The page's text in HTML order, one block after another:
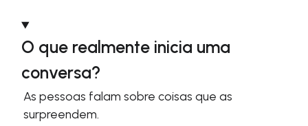
O que realmente inicia uma
conversa?
As pessoas falam sobre coisas que as
surpreendem.